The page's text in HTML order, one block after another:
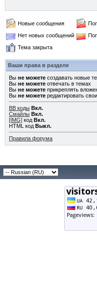
Новые сообщения
Нет новых сообщений
Тема закрыта
Ваши права в разделе
Вы не можете создавать новые
Вы не можете отвечать в темах
Вы не можете прикреплять
Вы не можете редактировать
BB коды Вкл.
Смайлы Вкл.
[IMG] код Вкл.
HTML код Выкл.
Правила форума